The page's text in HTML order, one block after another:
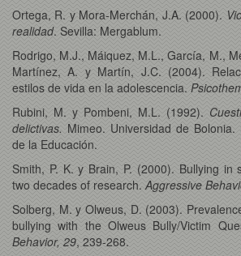
Ortega, R. y Mora-Merchán, J.A. (2000).
realidad. Sevilla: Mergablum.
Rodrigo, M.J., Máiquez, M.L., García, M.,
Martínez, A. y Martín, J.C. (2004).
estilos de vida en la adolescencia.
Rubini, M. y Pombeni, M.L. (1992).
delictivas. Mimeo. Universidad de
de la Educación.
Smith, P. K. y Brain, P. (2000). Bullying in
two decades of research. Aggressive
Solberg, M. y Olweus, D. (2003).
bullying with the Olweus Bully/Victim
Behavior, 29, 239-268.